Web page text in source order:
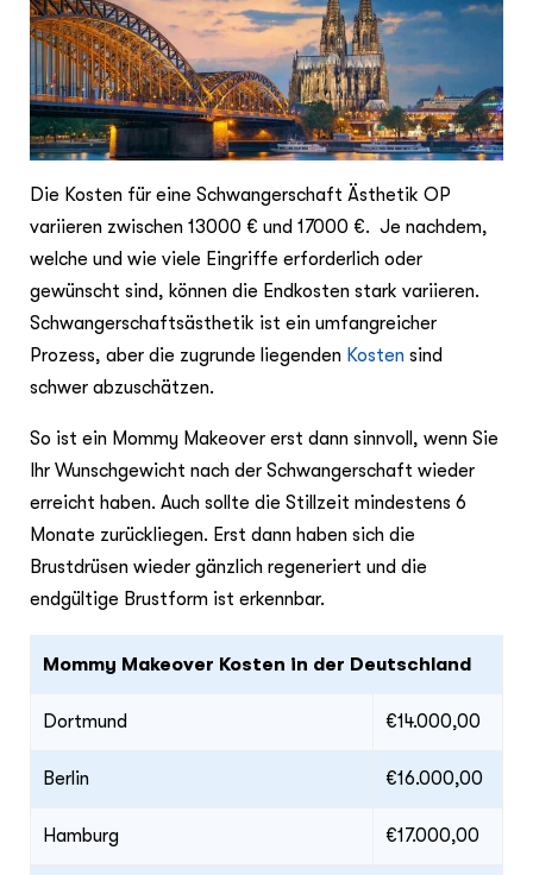
Die Kosten für eine Schwangerschaft Ästhetik OP
variieren zwischen 13000 € und 17000 €. Je nachdem,
welche und wie viele Eingriffe erforderlich oder
gewünscht sind, können die Endkosten stark variieren.
Schwangerschaftsästhetik ist ein umfangreicher
Prozess, aber die zugrunde liegenden Kosten sind
schwer abzuschätzen.
So ist ein Mommy Makeover erst dann sinnvoll, wenn Sie
Ihr Wunschgewicht nach der Schwangerschaft wieder
erreicht haben. Auch sollte die Stillzeit mindestens 6
Monate zurückliegen. Erst dann haben sich die
Brustdrüsen wieder gänzlich regeneriert und die
endgültige Brustform ist erkennbar.
Mommy Makeover Kosten in der Deutschland
Dortmund €14.000,00
Berlin €16.000,00
Hamburg €17.000,00